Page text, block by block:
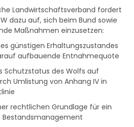
Landwirtschaftsverband fordert
dazu auf, sich beim Bund sowie
Maßnahmen einzusetzen:
günstigen Erhaltungszustandes
aufbauende Entnahmequote
des Wolfs auf
Umlistung von Anhang IV in
rechtlichen Grundlage für ein